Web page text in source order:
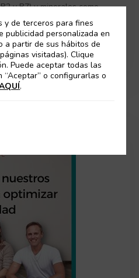
y B7) y minerales como
fósforo, calcio y
2021
y de terceros para fines
publicidad personalizada en
a partir de sus hábitos de
visitadas). Clique
Puede aceptar todas las
o configurarlas o
.